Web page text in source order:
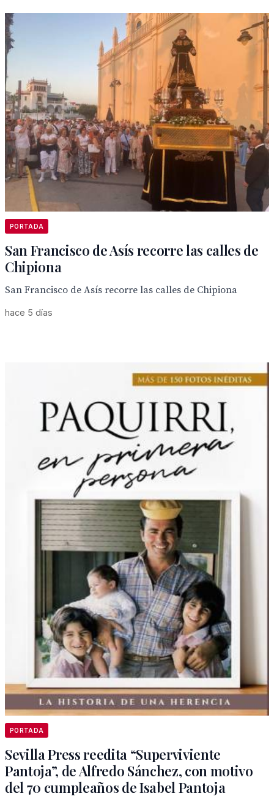
PORTADA
San Francisco de Asís recorre las calles de
Chipiona
San Francisco de Asís recorre las calles de Chipiona
hace 5 días
PORTADA
Sevilla Press reedita “Superviviente
Pantoja”, de Alfredo Sánchez, con motivo
del 70 cumpleaños de Isabel Pantoja